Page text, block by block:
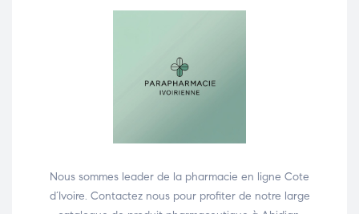
Nous sommes leader de la pharmacie en ligne Cote
d’Ivoire. Contactez nous pour profiter de notre large